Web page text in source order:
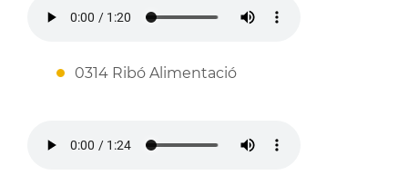
0314 Ribó Alimentació